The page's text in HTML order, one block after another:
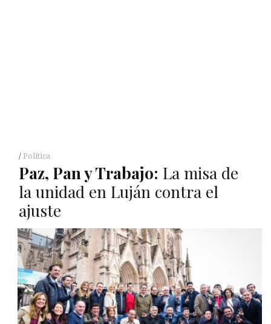
Política
Paz, Pan y Trabajo: La misa de
la unidad en Luján contra el
ajuste